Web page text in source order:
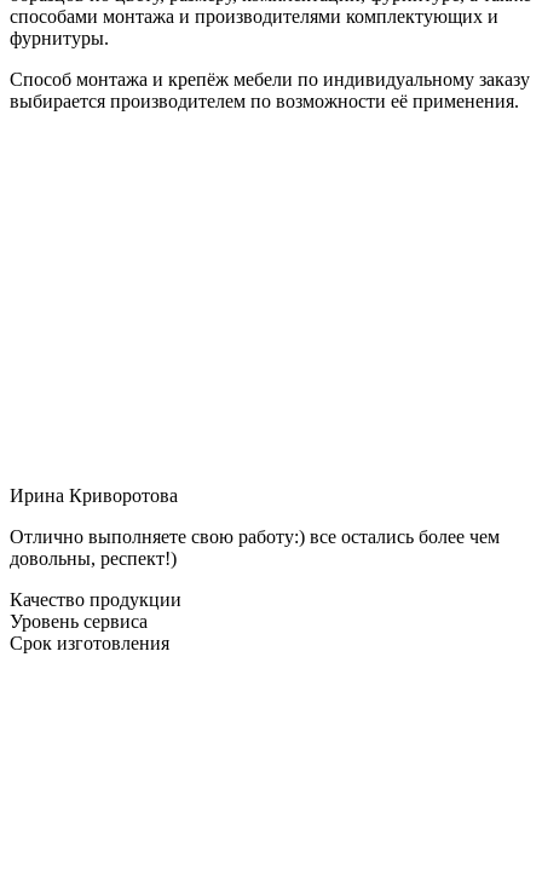
способами монтажа и производителями комплектующих и
фурнитуры.
Способ монтажа и крепёж мебели по индивидуальному заказу
выбирается производителем по возможности её применения.
Ирина Криворотова
Отлично выполняете свою работу:) все остались более чем
довольны, респект!)
Качество продукции
Уровень сервиса
Срок изготовления